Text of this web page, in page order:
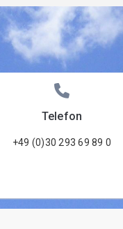
Telefon
+49 (0)30 293 69 89 0